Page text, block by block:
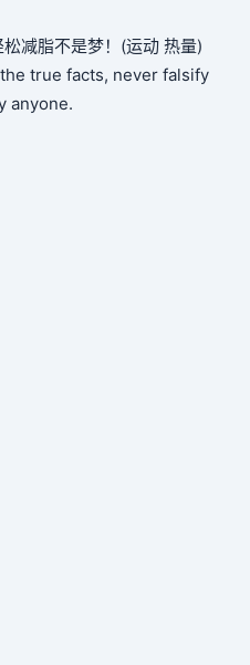
减脂不是梦！(运动 热量)
true facts, never falsify
anyone.